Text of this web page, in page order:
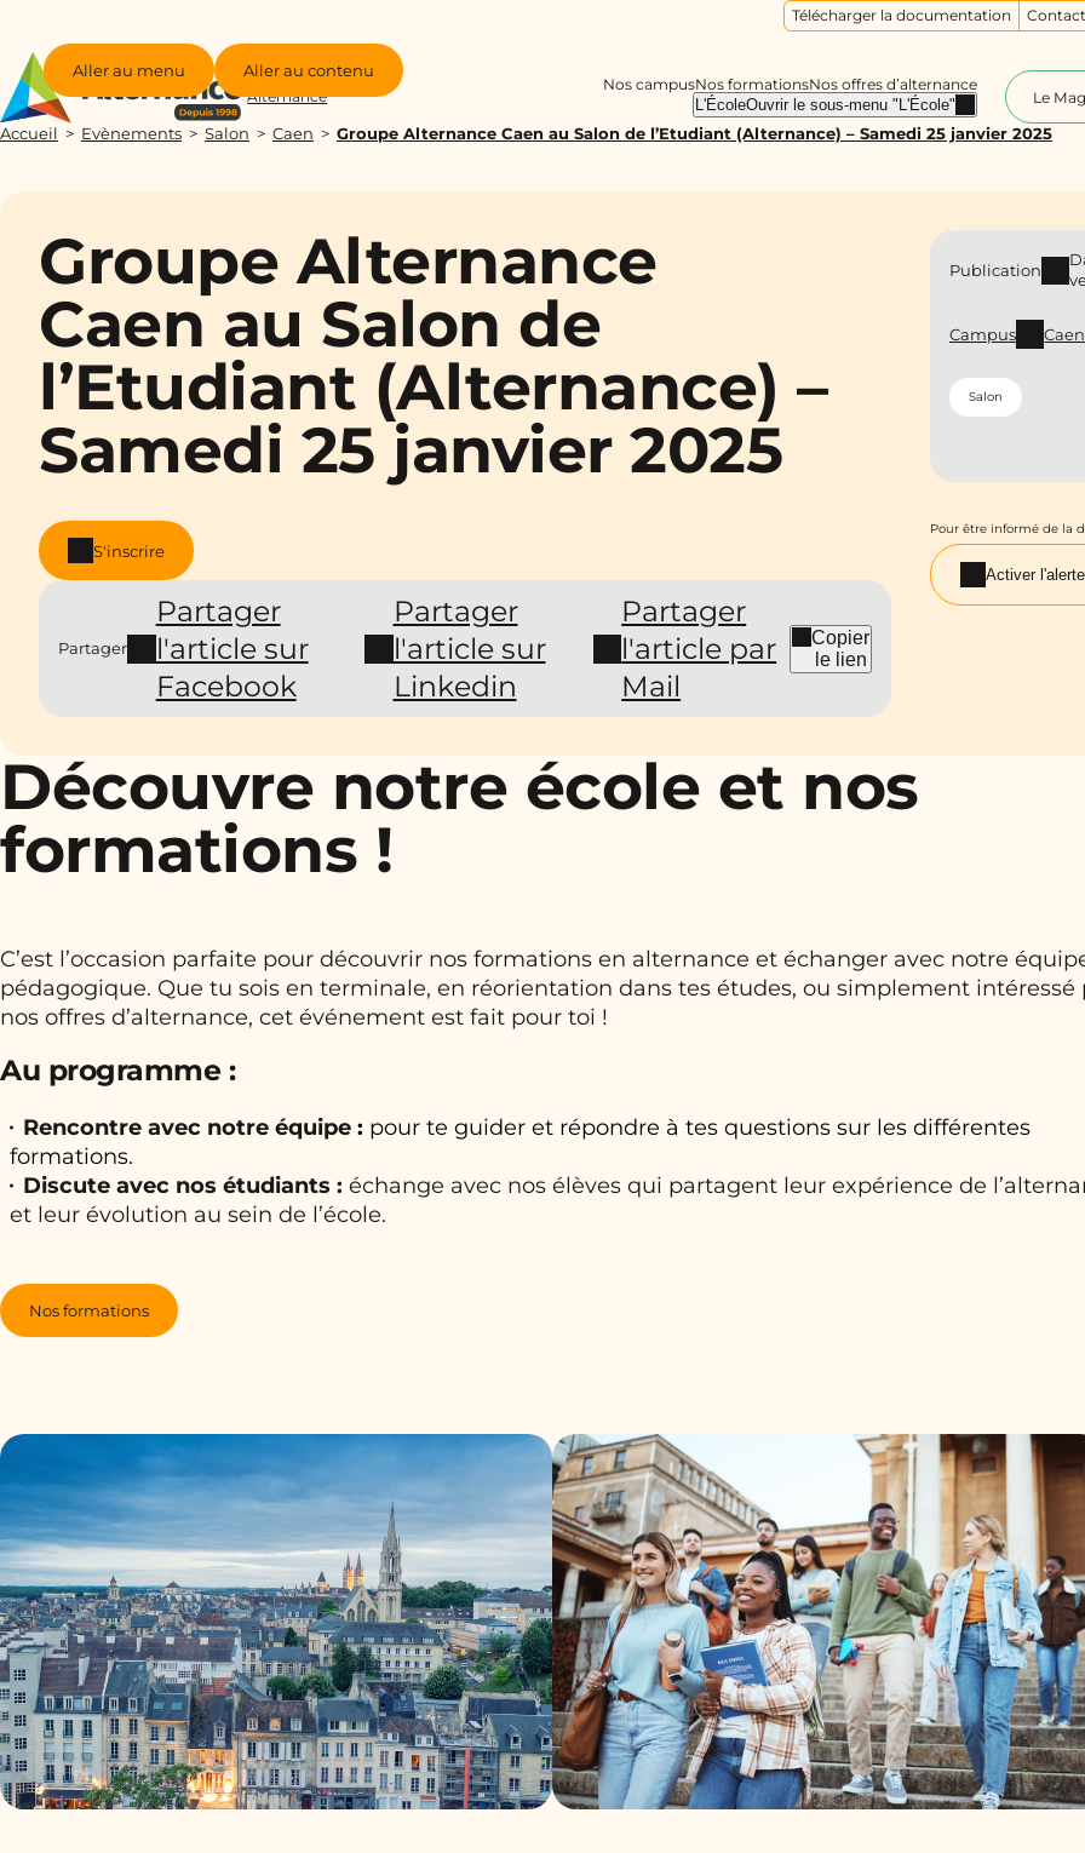
Aller au menu Aller au contenu
Groupe
Alternance
Nos campusNos formationsNos offres d’alternance
L'ÉcoleOuvrir le sous-menu "L'École" Le
Télécharger la documentation
Accueil Evènements Salon Caen Groupe Alternance Caen au Salon de l’Etudiant (Alternance) – Samedi 25 janvier 2025
Groupe Alternance
Caen au Salon de
l’Etudiant (Alternance) –
Samedi 25 janvier 2025
Publication
Campus Caen
Salon
S'inscrire
Partager
Partager
l'article sur
Facebook
Partager
l'article sur
Linkedin
Partager
l'article par
Mail
Copier
le lien
Pour être informé de la
Activer l'alerte
Découvre notre école et nos
formations !
C’est l’occasion parfaite pour découvrir nos formations en alternance et échanger avec notre
pédagogique. Que tu sois en terminale, en réorientation dans tes études, ou simplement intéressé
nos offres d’alternance, cet événement est fait pour toi !
Au programme :
Rencontre avec notre équipe : pour te guider et répondre à tes questions sur les différentes
formations.
Discute avec nos étudiants : échange avec nos élèves qui partagent leur expérience de
et leur évolution au sein de l’école.
Nos formations